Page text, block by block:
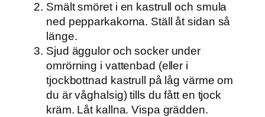
Smält smöret i en kastrull och smula
ned pepparkakorna. Ställ åt sidan så
länge.
Sjud äggulor och socker under
omrörning i vattenbad (eller i
tjockbottnad kastrull på låg värme om
du är våghalsig) tills du fått en tjock
kräm. Låt kallna. Vispa grädden.